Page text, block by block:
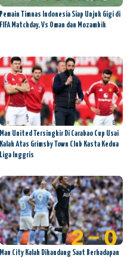
Pemain Timnas Indonesia Siap Unjuk Gigi di
FIFA Matchday, Vs Oman dan Mozambik
Man United Tersingkir Di Carabao Cup Usai
Kalah Atas Grimsby Town Club Kasta Kedua
Liga Inggris
Man City Kalah Dikandang Saat Berhadapan